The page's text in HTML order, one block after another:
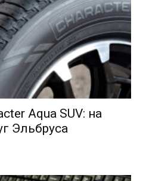
Aqua SUV: на
Эльбруса